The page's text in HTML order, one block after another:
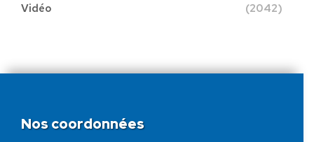
Vidéo
(2042)
Nos coordonnées